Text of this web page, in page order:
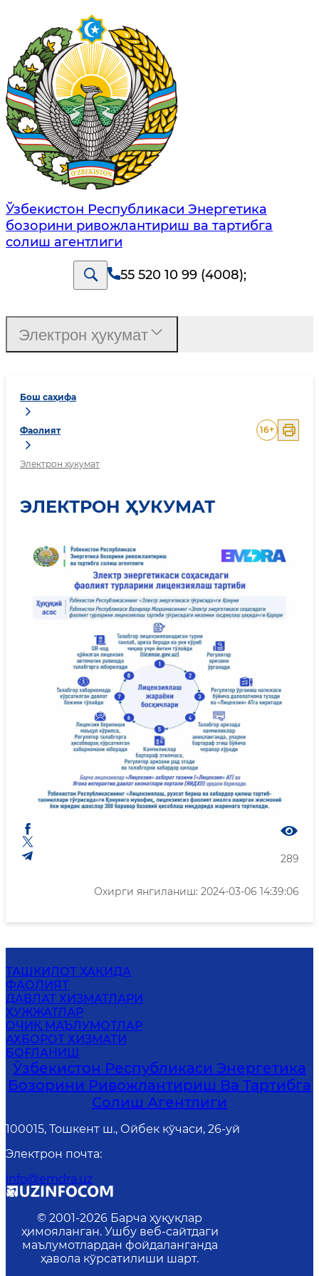
Ўзбекистон Республикаси Энергетика
бозорини ривожлантириш ва тартибга
солиш агентлиги
55 520 10 99 (4008);
Бош саҳифа
Фаолият
Электрон ҳукумат
16+
ЭЛЕКТРОН ҲУКУМАТ
289
Охирги янгиланиш: 2024-03-06 14:39:06
Электрон ҳукумат
ТАШКИЛОТ ҲАҚИДА
ФАОЛИЯТ
ДАВЛАТ ХИЗМАТЛАРИ
ҲУЖЖАТЛАР
ОЧИҚ МАЪЛУМОТЛАР
АХБОРОТ ХИЗМАТИ
БОҒЛАНИШ
Ўзбекистон Республикаси Энергетика
Бозорини Ривожлантириш Ва Тартибга
Солиш Агентлиги
100015, Тошкент ш., Ойбек кўчаси, 26-уй
Электрон почта:
info@emdra.uz
© 2001-2026 Барча ҳуқуқлар
ҳимояланган. Ушбу веб-сайтдаги
маълумотлардан фойдаланганда
ҳавола кўрсатилиши шарт.